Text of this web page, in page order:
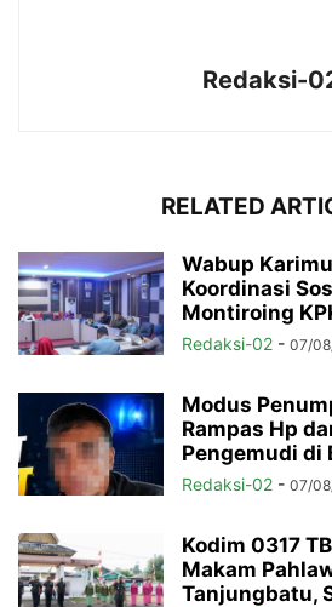
Redaksi-
RELATED
Wabup
Koordinasi
Montiroing
Redaksi-02 - 07/
Modus
Rampas Hp
Pengemudi di
Redaksi-02 - 07/
Kodim 0317
Makam
Tanjungbatu,